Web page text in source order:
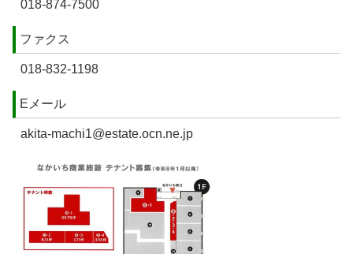
018-874-7500
ファクス
018-832-1198
Eメール
akita-machi1@estate.ocn.ne.jp